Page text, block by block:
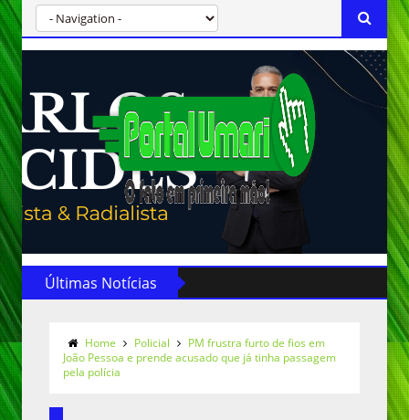
Últimas Notícias
Home Policial
PM frustra furto de fios em
João Pessoa e prende acusado que já tinha passagem
pela polícia